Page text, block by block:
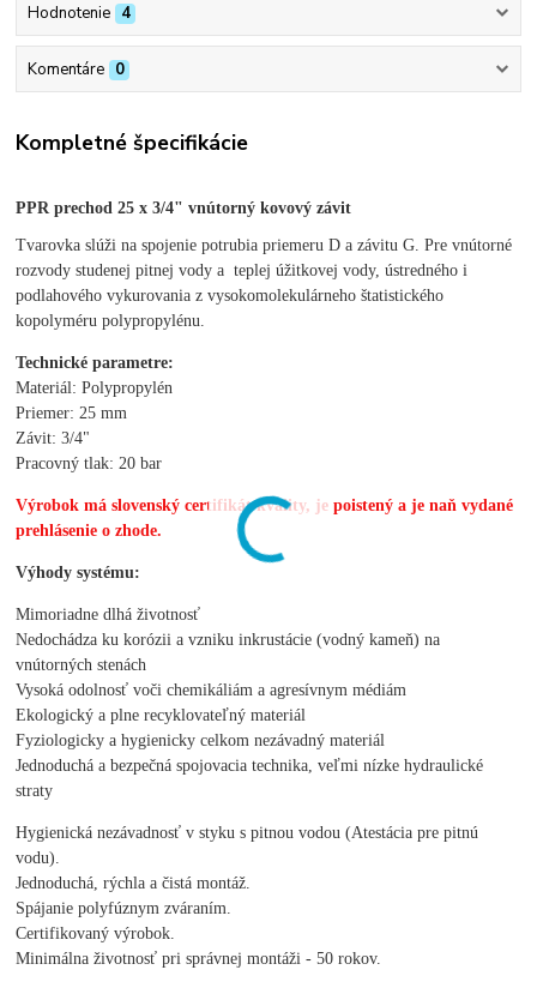
Hodnotenie 4
Komentáre 0
Kompletné špecifikácie
PPR prechod 25 x 3/4" vnútorný kovový závit
Tvarovka slúži na spojenie potrubia priemeru D a závitu G. Pre vnútorné
rozvody studenej pitnej vody a teplej úžitkovej vody, ústredného i
podlahového vykurovania z vysokomolekulárneho štatistického
kopolyméru polypropylénu.
Technické parametre:
Materiál: Polypropylén
Priemer: 25 mm
Závit: 3/4"
Pracovný tlak: 20 bar
Výrobok má slovenský certifikát kvality, je poistený a je naň vydané
prehlásenie o zhode.
Výhody systému:
Mimoriadne dlhá životnosť
Nedochádza ku korózii a vzniku inkrustácie (vodný kameň) na
vnútorných stenách
Vysoká odolnosť voči chemikáliám a agresívnym médiám
Ekologický a plne recyklovateľný materiál
Fyziologicky a hygienicky celkom nezávadný materiál
Jednoduchá a bezpečná spojovacia technika, veľmi nízke hydraulické
straty
Hygienická nezávadnosť v styku s pitnou vodou (Atestácia pre pitnú
vodu).
Jednoduchá, rýchla a čistá montáž.
Spájanie polyfúznym zváraním.
Certifikovaný výrobok.
Minimálna životnosť pri správnej montáži - 50 rokov.